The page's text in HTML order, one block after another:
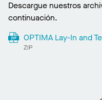
Descargue nuestros
continuación.
OPTIMA Lay-In and
ZIP